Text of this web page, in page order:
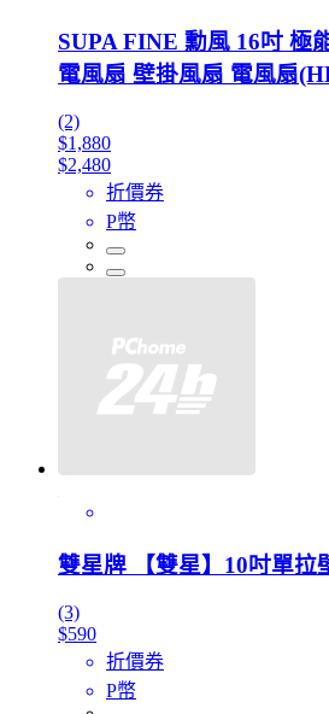
SUPA FINE 勳風 16吋 極
電風扇 壁掛風扇 電風扇
(2)
$1,880
$2,480
折價券
P幣
雙星牌 【雙星】10吋單拉
(3)
$590
折價券
P幣